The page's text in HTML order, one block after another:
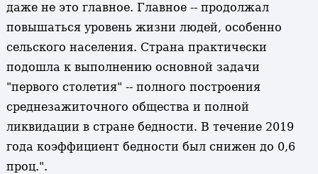
даже не это главное. Главное -- продолжал
повышаться уровень жизни людей, особенно
сельского населения. Страна практически
подошла к выполнению основной задачи
"первого столетия" -- полного построения
среднезажиточного общества и полной
ликвидации в стране бедности. В течение 2019
года коэффициент бедности был снижен до 0,6
проц.".